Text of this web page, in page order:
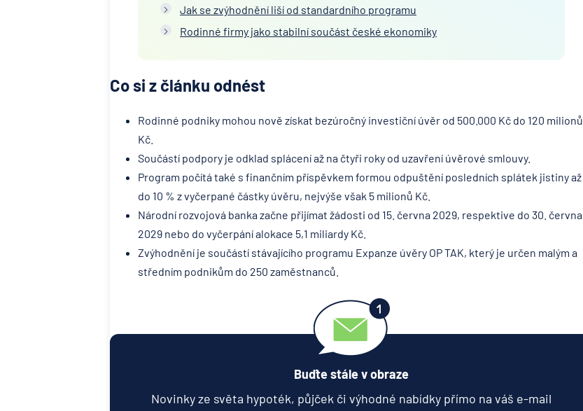
Jak se zvýhodnění liší od standardního programu
Rodinné firmy jako stabilní součást české ekonomiky
Co si z článku odnést
Rodinné podniky mohou nově získat bezúročný investiční úvěr od 500.000 Kč do 120 milionů
Kč.
Součástí podpory je odklad splácení až na čtyři roky od uzavření úvěrové smlouvy.
Program počítá také s finančním příspěvkem formou odpuštění posledních splátek jistiny až
do 10 % z vyčerpané částky úvěru, nejvýše však 5 milionů Kč.
Národní rozvojová banka začne přijímat žádosti od 15. června 2029, respektive do 30. června
2029 nebo do vyčerpání alokace 5,1 miliardy Kč.
Zvýhodnění je součástí stávajícího programu Expanze úvěry OP TAK, který je určen malým a
středním podnikům do 250 zaměstnanců.
Buďte stále v obraze
Novinky ze světa hypoték, půjček či výhodné nabídky přímo na váš e-mail